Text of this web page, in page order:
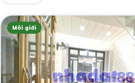
Môi giới